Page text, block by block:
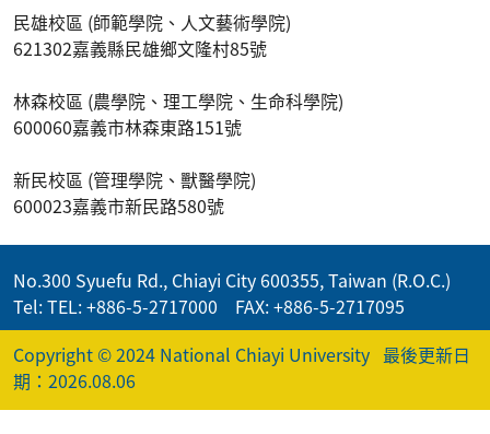
民雄校區 (師範學院、人文藝術學院)
621302嘉義縣民雄鄉文隆村85號
林森校區 (農學院、理工學院、生命科學院)
600060嘉義市林森東路151號
新民校區 (管理學院、獸醫學院)
600023嘉義市新民路580號
No.300 Syuefu Rd., Chiayi City 600355, Taiwan (R.O.C.)
Tel: TEL: +886-5-2717000 FAX: +886-5-2717095
Copyright © 2024 National Chiayi University 最後更新日
期：2026.08.06